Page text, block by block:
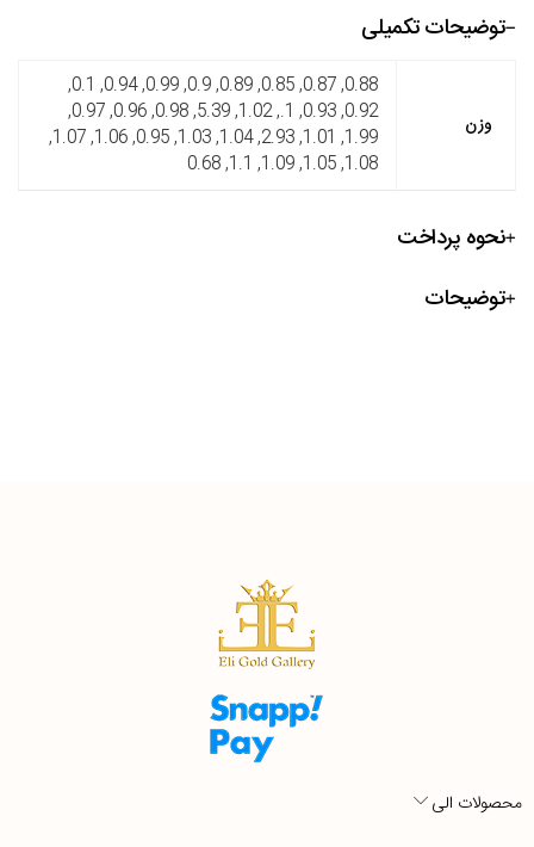
توضیحات تکمیلی
وزن
0.88, 0.87, 0.85, 0.89, 0.9, 0.99, 0.94, 0.1,
0.92, 0.93, 1., 1.02, 5.39, 0.98, 0.96, 0.97,
1.99, 1.01, 2.93, 1.04, 1.03, 0.95, 1.06, 1.07,
1.08, 1.05, 1.09, 1.1, 0.68
نحوه پرداخت
توضیحات
محصولات الی